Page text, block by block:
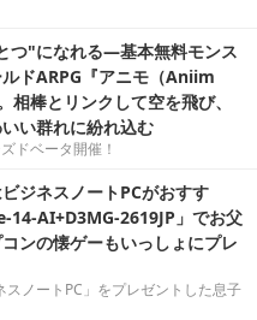
つ"になれる―基本無料モンス
ドARPG『アニモ（Aniim
棒とリンクして空を飛び、
い群れに紛れ込む
ドベータ開催！
ジネスノートPCがおすす
14-AI+D3MG-2619JP」でお父
ンの懐ゲーもいっしょにプレ
ノートPC」をプレゼントした息子